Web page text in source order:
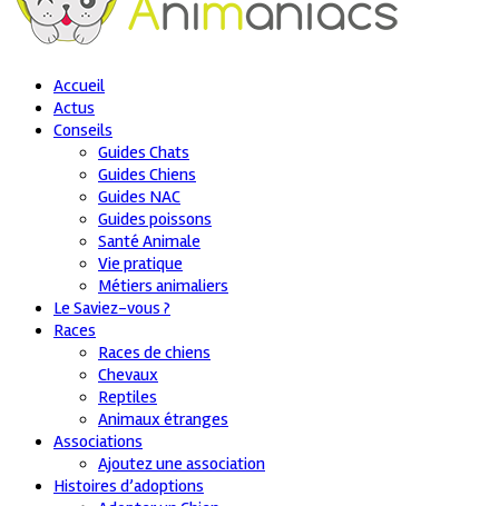
Accueil
Actus
Conseils
Guides Chats
Guides Chiens
Guides NAC
Guides poissons
Santé Animale
Vie pratique
Métiers animaliers
Le Saviez-vous ?
Races
Races de chiens
Chevaux
Reptiles
Animaux étranges
Associations
Ajoutez une association
Histoires d’adoptions